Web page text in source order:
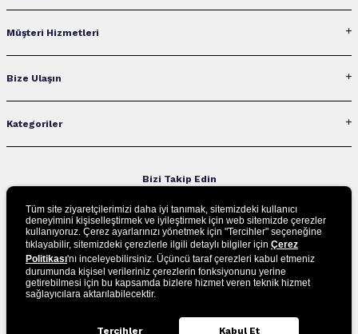
Müşteri Hizmetleri
Bize Ulaşın
Kategoriler
Bizi Takip Edin
UYGULAMAMIZI İNDİRİN
Tüm site ziyaretçilerimizi daha iyi tanımak, sitemizdeki kullanıcı
deneyimini kişiselleştirmek ve iyileştirmek için web sitemizde çerezler
kullanıyoruz. Çerez ayarlarınızı yönetmek için "Tercihler" seçeneğine
tıklayabilir, sitemizdeki çerezlerle ilgili detaylı bilgiler için Çerez
Politikası'nı inceleyebilirsiniz. Üçüncü taraf çerezleri kabul etmeniz
durumunda kişisel verileriniz çerezlerin fonksiyonunu yerine
getirebilmesi için bu kapsamda bizlere hizmet veren teknik hizmet
sağlayıcılara aktarılabilecektir.
Tercihler Kabul Et